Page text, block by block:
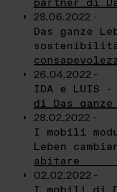
28.06.2022 -
Das ganze
26.04.2022 -
IDA e LUIS
di Das ganze
28.02.2022 -
I mobili
Leben
abitare
02.02.2022 -